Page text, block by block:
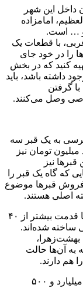
داخل این شهر
امامزاده
و … است.
با قطعات یک
قبر‌ها را در خود جای
کنید که در بخش
داشته باشد، باید
گرفتن
وصل می‌کنند.
به یک قبر سه
تومان نیز
نیز
که گاه یک قبر را
فروش قبر‌ها موضوع
اصلی هستند.
یک دسته از این مقبر‌ه‌ها نیز مقبره‌های قدیمی با قدمت بیشتر از ۴۰
ساخته شده‌اند.
بهشت‌زهرا،
به آن‌ها حالت
بنا به گنجایش این مقبر‌ها نیز، قیمت آنان از یک‌ میلیارد و ۵۰۰